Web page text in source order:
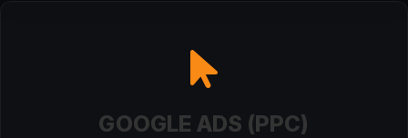
GOOGLE ADS (PPC)